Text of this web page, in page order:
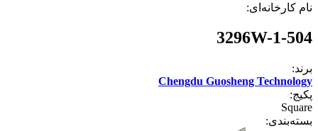
نام کارخانه‌ای:
3296W-1-504
برند:
Chengdu Guosheng Technology
پکیج:
Square
بسته‌بندی: